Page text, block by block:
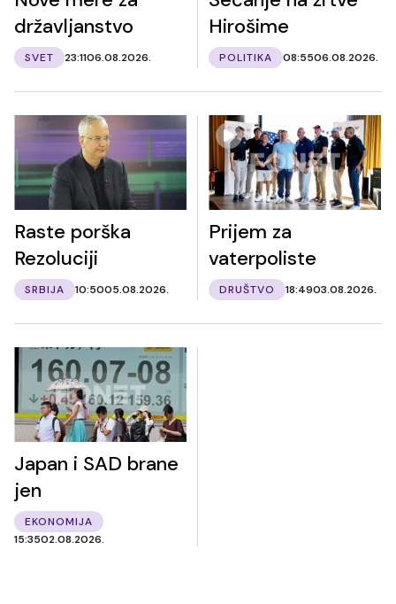
državljanstvo
SVET 23:1106.08.2026.
Hirošime
POLITIKA 08:5506.08.2026.
Raste porška
Rezoluciji
SRBIJA 10:5005.08.2026.
Prijem za
vaterpoliste
DRUŠTVO 18:4903.08.2026.
Japan i SAD brane
jen
EKONOMIJA
15:3502.08.2026.